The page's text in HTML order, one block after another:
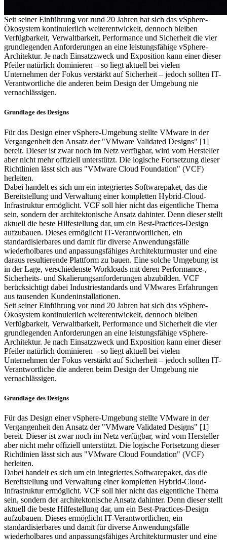
Seit seiner Einführung vor rund 20 Jahren hat sich das vSphere-
Ökosystem kontinuierlich weiterentwickelt, dennoch bleiben
Verfügbarkeit, Verwaltbarkeit, Performance und Sicherheit die vier
grundlegenden Anforderungen an eine leistungsfähige vSphere-
Architektur. Je nach Einsatzzweck und Exposition kann einer dieser
Pfeiler natürlich dominieren – so liegt aktuell bei vielen
Unternehmen der Fokus verstärkt auf Sicherheit – jedoch sollten IT-
Verantwortliche die anderen beim Design der Umgebung nie
vernachlässigen.
Grundlage des Designs
Für das Design einer vSphere-Umgebung stellte VMware in der
Vergangenheit den Ansatz der "VMware Validated Designs" [1]
bereit. Dieser ist zwar noch im Netz verfügbar, wird vom Hersteller
aber nicht mehr offiziell unterstützt. Die logische Fortsetzung dieser
Richtlinien lässt sich aus "VMware Cloud Foundation" (VCF)
herleiten.
Dabei handelt es sich um ein integriertes Softwarepaket, das die
Bereitstellung und Verwaltung einer kompletten Hybrid-Cloud-
Infrastruktur ermöglicht. VCF soll hier nicht das eigentliche Thema
sein, sondern der architektonische Ansatz dahinter. Denn dieser stellt
aktuell die beste Hilfestellung dar, um ein Best-Practices-Design
aufzubauen. Dieses ermöglicht IT-Verantwortlichen, ein
standardisierbares und damit für diverse Anwendungsfälle
wiederholbares und anpassungsfähiges Architekturmuster und eine
daraus resultierende Plattform zu bauen. Eine solche Umgebung ist
in der Lage, verschiedenste Workloads mit deren Performance-,
Sicherheits- und Skalierungsanforderungen abzubilden. VCF
berücksichtigt dabei Industriestandards und VMwares Erfahrungen
aus tausenden Kundeninstallationen.
Seit seiner Einführung vor rund 20 Jahren hat sich das vSphere-
Ökosystem kontinuierlich weiterentwickelt, dennoch bleiben
Verfügbarkeit, Verwaltbarkeit, Performance und Sicherheit die vier
grundlegenden Anforderungen an eine leistungsfähige vSphere-
Architektur. Je nach Einsatzzweck und Exposition kann einer dieser
Pfeiler natürlich dominieren – so liegt aktuell bei vielen
Unternehmen der Fokus verstärkt auf Sicherheit – jedoch sollten IT-
Verantwortliche die anderen beim Design der Umgebung nie
vernachlässigen.
Grundlage des Designs
Für das Design einer vSphere-Umgebung stellte VMware in der
Vergangenheit den Ansatz der "VMware Validated Designs" [1]
bereit. Dieser ist zwar noch im Netz verfügbar, wird vom Hersteller
aber nicht mehr offiziell unterstützt. Die logische Fortsetzung dieser
Richtlinien lässt sich aus "VMware Cloud Foundation" (VCF)
herleiten.
Dabei handelt es sich um ein integriertes Softwarepaket, das die
Bereitstellung und Verwaltung einer kompletten Hybrid-Cloud-
Infrastruktur ermöglicht. VCF soll hier nicht das eigentliche Thema
sein, sondern der architektonische Ansatz dahinter. Denn dieser stellt
aktuell die beste Hilfestellung dar, um ein Best-Practices-Design
aufzubauen. Dieses ermöglicht IT-Verantwortlichen, ein
standardisierbares und damit für diverse Anwendungsfälle
wiederholbares und anpassungsfähiges Architekturmuster und eine